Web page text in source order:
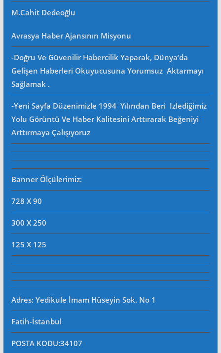
M.Cahit Dedeoğlu
Avrasya Haber Ajansının Misyonu
-Doğru Ve Güvenilir Habercilik Yaparak, Dünya’da
Gelişen Haberleri Okuyucusuna Yorumsuz Aktarmayı
Sağlamak .
-Yeni Sayfa Düzenimizle 1994 Yılından Beri Izlediğimiz
Yolu Görüntü Ve Haber Kalitesini Arttırarak Beğeniyi
Arttırmaya Çalışıyoruz
Banner Ölçülerimiz:
728 X 90
300 X 250
125 X 125
Adres: Yedikule İmam Hüseyin Sok. No 1
Fatih-İstanbul
POSTA KODU:34107